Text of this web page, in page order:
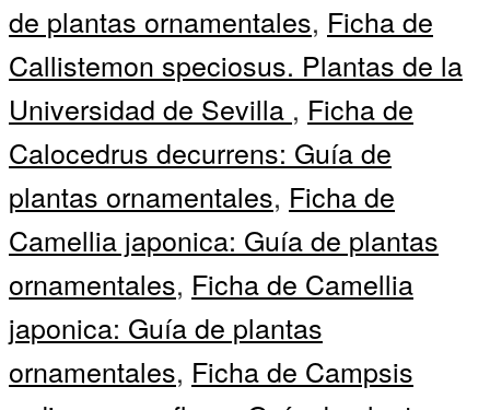
de plantas ornamentales, Ficha de
Callistemon speciosus. Plantas de la
Universidad de Sevilla , Ficha de
Calocedrus decurrens: Guía de
plantas ornamentales, Ficha de
Camellia japonica: Guía de plantas
ornamentales, Ficha de Camellia
japonica: Guía de plantas
ornamentales, Ficha de Campsis